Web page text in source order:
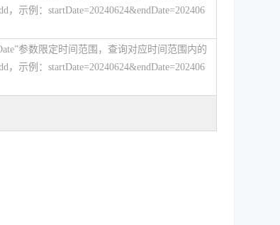
，示例：startDate=20240624&endDate=202406
参数限定时间范围，查询对应时间范围内的
，示例：startDate=20240624&endDate=202406